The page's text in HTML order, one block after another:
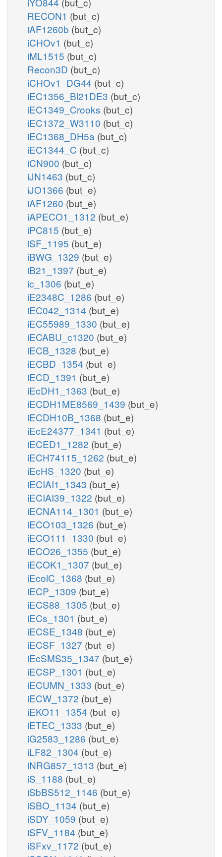
RECON1 (but_c)
iAF1260b (but_c)
iCHOv1 (but_c)
iML1515 (but_c)
Recon3D (but_c)
iCHOv1_DG44 (but_c)
iEC1356_Bl21DE3 (but_c)
iEC1349_Crooks (but_c)
iEC1372_W3110 (but_c)
iEC1368_DH5a (but_c)
iEC1344_C (but_c)
iCN900 (but_c)
iJN1463 (but_c)
iJO1366 (but_e)
iAF1260 (but_e)
iAPECO1_1312 (but_e)
iPC815 (but_e)
iSF_1195 (but_e)
iBWG_1329 (but_e)
iB21_1397 (but_e)
ic_1306 (but_e)
iE2348C_1286 (but_e)
iEC042_1314 (but_e)
iEC55989_1330 (but_e)
iECABU_c1320 (but_e)
iECB_1328 (but_e)
iECBD_1354 (but_e)
iECD_1391 (but_e)
iEcDH1_1363 (but_e)
iECDH1ME8569_1439 (but_e)
iECDH10B_1368 (but_e)
iEcE24377_1341 (but_e)
iECED1_1282 (but_e)
iECH74115_1262 (but_e)
iEcHS_1320 (but_e)
iECIAI1_1343 (but_e)
iECIAI39_1322 (but_e)
iECNA114_1301 (but_e)
iECO103_1326 (but_e)
iECO111_1330 (but_e)
iECO26_1355 (but_e)
iECOK1_1307 (but_e)
iEcolC_1368 (but_e)
iECP_1309 (but_e)
iECS88_1305 (but_e)
iECs_1301 (but_e)
iECSE_1348 (but_e)
iECSF_1327 (but_e)
iEcSMS35_1347 (but_e)
iECSP_1301 (but_e)
iECUMN_1333 (but_e)
iECW_1372 (but_e)
iEKO11_1354 (but_e)
iETEC_1333 (but_e)
iG2583_1286 (but_e)
iLF82_1304 (but_e)
iNRG857_1313 (but_e)
iS_1188 (but_e)
iSbBS512_1146 (but_e)
iSBO_1134 (but_e)
iSDY_1059 (but_e)
iSFV_1184 (but_e)
iSFxv_1172 (but_e)